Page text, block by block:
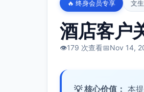
🔥 终身会员专享 文
酒店客户
👁️179 次查看📅Nov 14,
💡 核心价值： 本